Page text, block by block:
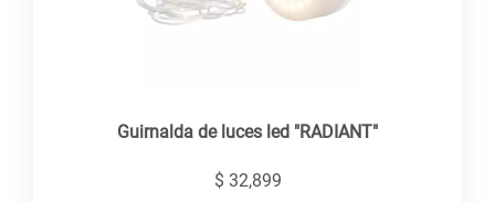
Guirnalda de luces led "RADIANT"
$ 32,899